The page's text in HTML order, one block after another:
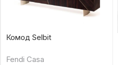
Комод Selbit
Fendi Casa